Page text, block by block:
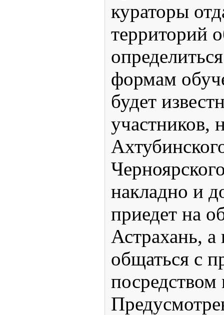
кураторы
территорий
формам
будет
участников,
накладно и
приедет на
Астрахань, а
общаться с
посредством